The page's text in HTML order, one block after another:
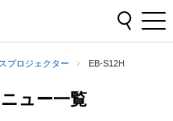
プロジェクター EB-S12H
ュー一覧